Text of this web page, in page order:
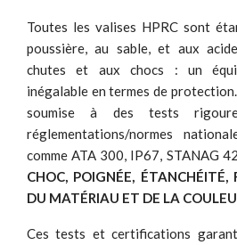
Toutes les valises HPRC sont
poussière, au sable, et aux
chutes et aux chocs : un
inégalable en termes de
soumise à des tests
réglementations/normes
comme ATA 300, IP67, STANAG
CHOC, POIGNÉE, ÉTANCHÉITÉ,
DU MATÉRIAU ET DE LA
Ces tests et certifications